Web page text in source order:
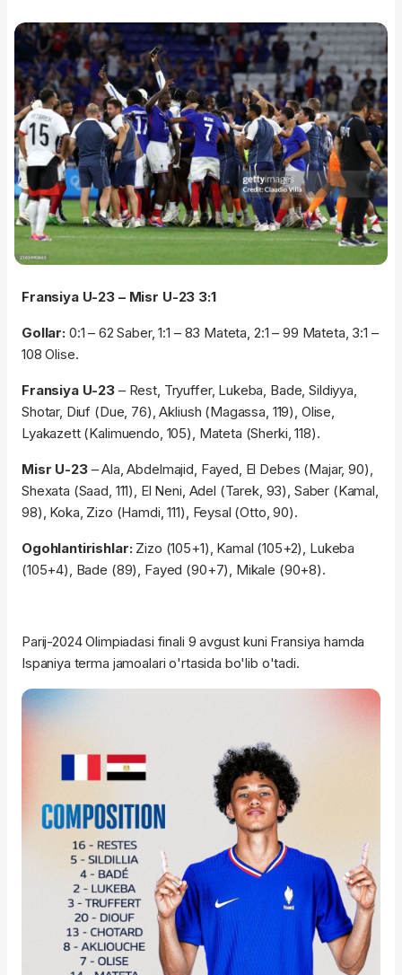
Fransiya U-23 – Misr U-23 3:1
Gollar:0:1 – 62 Saber, 1:1 – 83 Mateta, 2:1 – 99 Mateta, 3:1 –
108 Olise.
Fransiya U-23 – Rest, Tryuffer, Lukeba, Bade, Sildiyya,
Shotar, Diuf (Due, 76), Akliush (Magassa, 119), Olise,
Lyakazett (Kalimuendo, 105), Mateta (Sherki, 118).
Misr U-23– Ala, Abdelmajid, Fayed, El Debes (Majar, 90),
Shexata (Saad, 111), El Neni, Adel (Tarek, 93), Saber (Kamal,
98), Koka, Zizo (Hamdi, 111), Feysal (Otto, 90).
Ogohlantirishlar:Zizo (105+1), Kamal (105+2), Lukeba
(105+4), Bade (89), Fayed (90+7), Mikale (90+8).
Parij-2024 Olimpiadasi finali 9 avgust kuni Fransiya hamda
Ispaniya terma jamoalari o'rtasida bo'lib o'tadi.